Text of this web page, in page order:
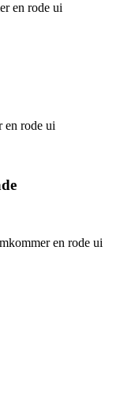
en rode ui
en rode ui
en rode ui